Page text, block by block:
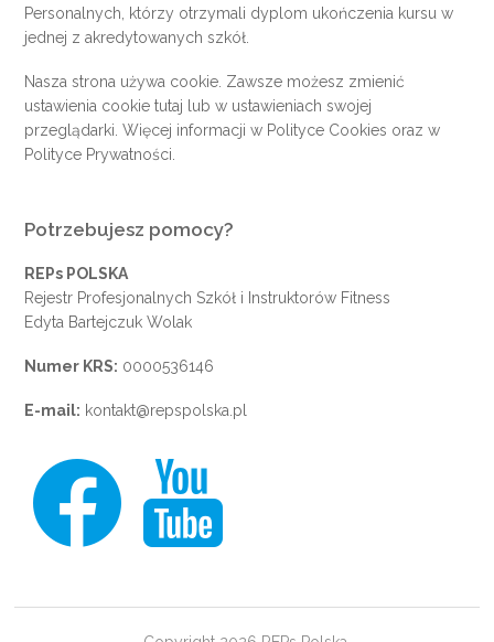
Personalnych, którzy otrzymali dyplom ukończenia kursu w
jednej z akredytowanych szkół.
Nasza strona używa cookie. Zawsze możesz zmienić
ustawienia cookietutaj lub w ustawieniach swojej
przeglądarki. Więcej informacji w Polityce Cookies oraz w
Polityce Prywatności
Potrzebujesz pomocy?
REPs POLSKA
Rejestr Profesjonalnych Szkół i Instruktorów Fitness
Edyta Bartejczuk Wolak
Numer KRS: 0000536146
E-mail: kontakt@repspolska.pl